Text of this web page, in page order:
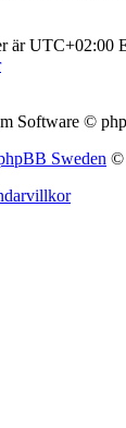
är UTC+02:00
Software ©
Sweden ©